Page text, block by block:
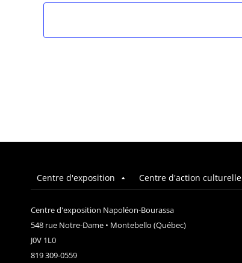
Centre d'exposition Centre d'action culturelle
Centre d'exposition Napoléon-Bourassa
548 rue Notre-Dame • Montebello (Québec)
J0V 1L0
819 309-0559